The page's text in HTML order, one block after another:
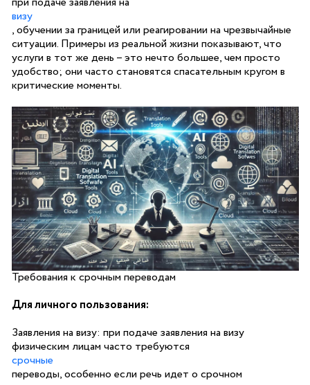
визу
, обучении за границей или реагировании на чрезвычайные
ситуации. Примеры из реальной жизни показывают, что
услуги в тот же день – это нечто большее, чем просто
удобство; они часто становятся спасательным кругом в
критические моменты.
Требования к срочным переводам
Для личного пользования:
Заявления на визу: при подаче заявления на визу
физическим лицам часто требуются
срочные
переводы, особенно если речь идет о срочном